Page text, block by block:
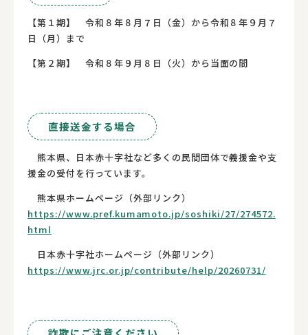
【第１期】 令和８年８月７日（金）から令和８年９月７
日（月）まで
【第２期】 令和８年９月８日（火）から当面の間
直接送金する場合
熊本県、日本赤十字社など多くの民間団体で義援金や支
援金の受付を行っています。
熊本県ホームページ（外部リンク）
https://www.pref.kumamoto.jp/soshiki/27/274572.
html
日本赤十字社ホームページ（外部リンク）
https://www.jrc.or.jp/contribute/help/20260731/